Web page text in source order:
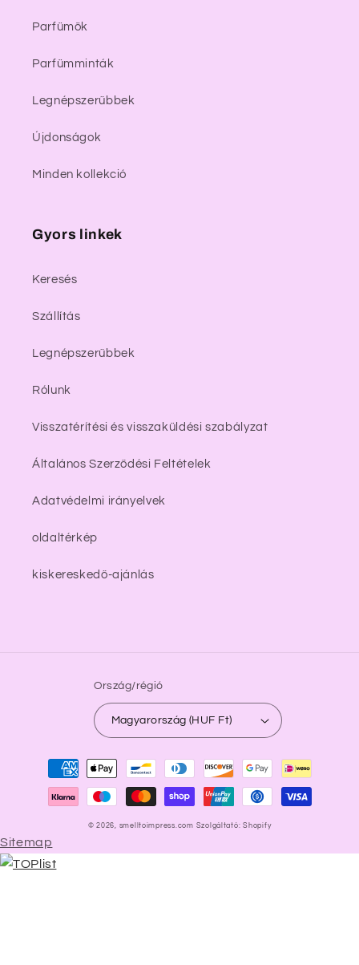
Parfümök
Parfümminták
Legnépszerűbbek
Újdonságok
Minden kollekció
Gyors linkek
Keresés
Szállítás
Legnépszerűbbek
Rólunk
Visszatérítési és visszaküldési szabályzat
Általános Szerződési Feltételek
Adatvédelmi irányelvek
oldaltérkép
kiskereskedő-ajánlás
Ország/régió
Magyarország (HUF Ft)
Fizetési
módok
© 2026, smelltoimpress.com Szolgáltató: Shopify
Sitemap